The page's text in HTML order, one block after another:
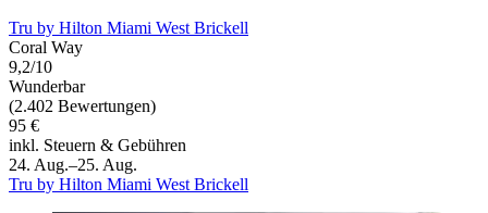
Tru by Hilton Miami West Brickell
Coral Way
9,2/10
Wunderbar
(2.402 Bewertungen)
95 €
inkl. Steuern & Gebühren
24. Aug.–25. Aug.
Tru by Hilton Miami West Brickell